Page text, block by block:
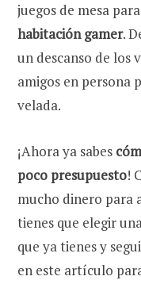
juegos de mesa
habitación gamer.
un descanso de los
amigos en persona
velada.
¡Ahora ya sabes
poco presupuesto!
mucho dinero para
tienes que elegir
que ya tienes y
en este artículo